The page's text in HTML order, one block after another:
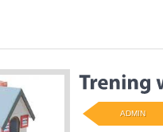
ADMIN